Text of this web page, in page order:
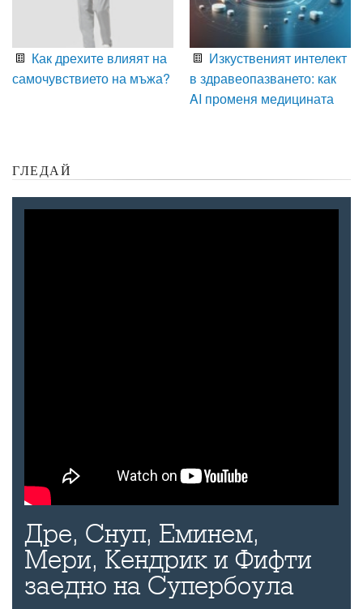
Как дрехите влияят на
самочувствието на мъжа?
Изкуственият интелект
в здравеопазването: как
AI променя медицината
ГЛЕДАЙ
Дре, Снуп, Еминем,
Мери, Кендрик и Фифти
заедно на Супербоула